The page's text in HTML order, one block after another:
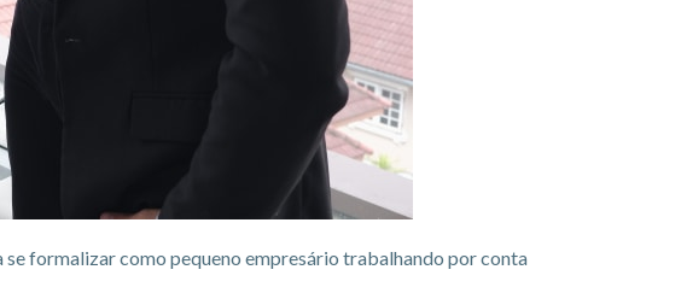
formalizar como pequeno empresário trabalhando por conta